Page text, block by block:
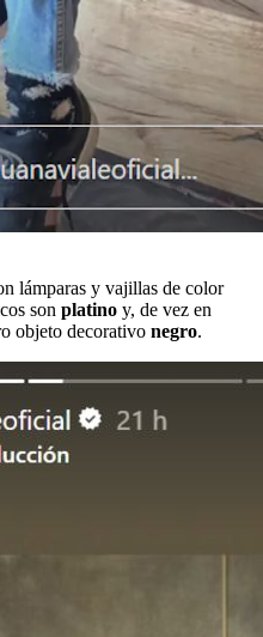
lámparas y vajillas de color
son platino y, de vez en
objeto decorativo negro.